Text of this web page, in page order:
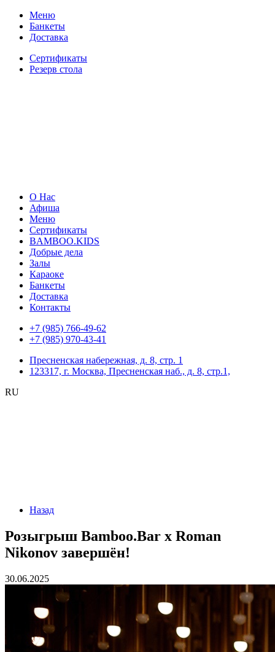
Меню
Банкеты
Доставка
Сертификаты
Резерв стола
О Нас
Афиша
Меню
Сертификаты
BAMBOO.KIDS
Добрые дела
Залы
Караоке
Банкеты
Доставка
Контакты
+7 (985) 766-49-62
+7 (985) 970-43-41
Пресненская набережная, д. 8, стр. 1
123317, г. Москва, Пресненская наб., д. 8, стр.1,
RU
Назад
Розыгрыш Bamboo.Bar x Roman
Nikonov завершён!
30.06.2025